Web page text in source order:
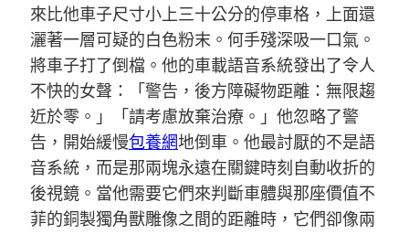
來比他車子尺寸小上三十公分的停車格，上面還
灑著一層可疑的白色粉末。何手殘深吸一口氣。
將車子打了倒檔。他的車載語音系統發出了令人
不快的女聲：「警告，後方障礙物距離：無限趨
近於零。」「請考慮放棄治療。」他忽略了警
告，開始緩慢包養網地倒車。他最討厭的不是語
音系統，而是那兩塊永遠在關鍵時刻自動收折的
後視鏡。當他需要它們來判斷車體與那座價值不
菲的銅製獨角獸雕像之間的距離時，它們卻像兩